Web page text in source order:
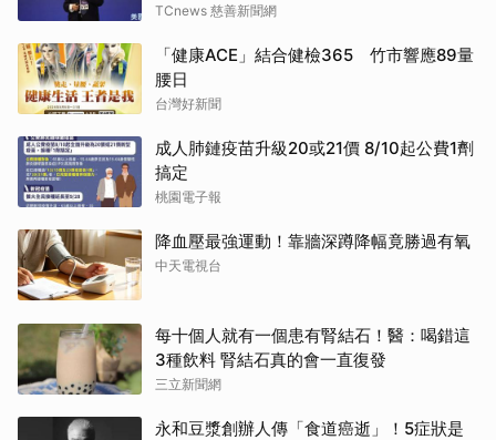
TCnews 慈善新聞網
「健康ACE」結合健檢365 竹市響應89量
腰日
台灣好新聞
成人肺鏈疫苗升級20或21價 8/10起公費1劑
搞定
桃園電子報
降血壓最強運動！靠牆深蹲降幅竟勝過有氧
中天電視台
每十個人就有一個患有腎結石！醫：喝錯這
3種飲料 腎結石真的會一直復發
三立新聞網
永和豆漿創辦人傳「食道癌逝」！5症狀是